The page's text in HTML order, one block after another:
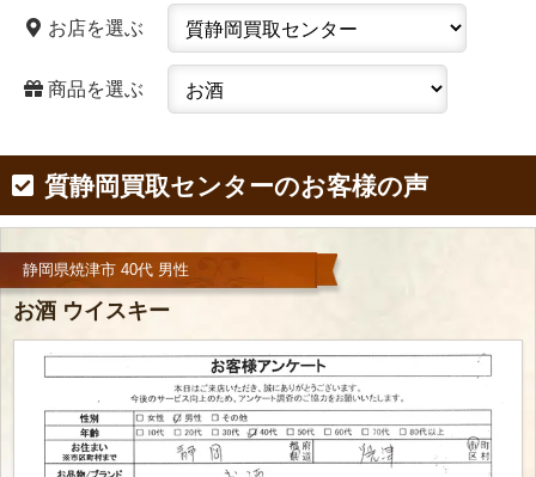
お店を選ぶ
商品を選ぶ
質静岡買取センターのお客様の声
静岡県焼津市 40代 男性
お酒 ウイスキー